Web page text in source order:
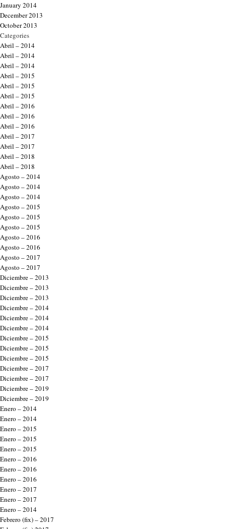
January 2014
December 2013
October 2013
Categories
Abril – 2014
Abril – 2014
Abril – 2014
Abril – 2015
Abril – 2015
Abril – 2015
Abril – 2016
Abril – 2016
Abril – 2016
Abril – 2017
Abril – 2017
Abril – 2018
Abril – 2018
Agosto – 2014
Agosto – 2014
Agosto – 2014
Agosto – 2015
Agosto – 2015
Agosto – 2015
Agosto – 2016
Agosto – 2016
Agosto – 2017
Agosto – 2017
Diciembre – 2013
Diciembre – 2013
Diciembre – 2013
Diciembre – 2014
Diciembre – 2014
Diciembre – 2014
Diciembre – 2015
Diciembre – 2015
Diciembre – 2015
Diciembre – 2017
Diciembre – 2017
Diciembre – 2019
Diciembre – 2019
Enero – 2014
Enero – 2014
Enero – 2015
Enero – 2015
Enero – 2015
Enero – 2016
Enero – 2016
Enero – 2016
Enero – 2017
Enero – 2017
Enero – 2014
Febrero (fix) – 2017